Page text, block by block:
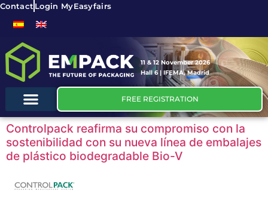
Contact Login MyEasyfairs
11 & 12 November 2026
Hall 6 | IFEMA, Madrid
FREE REGISTRATION
Controlpack reafirma su compromiso con la
sostenibilidad con su nueva línea de embalajes
de plástico biodegradable Bio-V